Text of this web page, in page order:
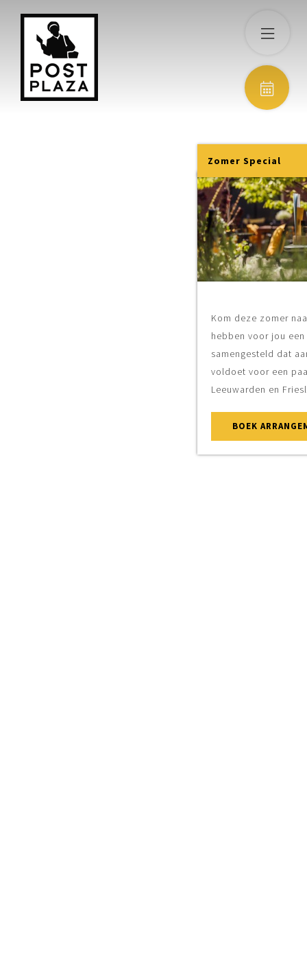
Kom deze zomer naar Leeuwarden! Wij
hebben voor jou een compleet pakket
samengesteld dat aan alle voorwaarden
voldoet voor een paar zomerse dagen in
Leeuwarden en Friesland.